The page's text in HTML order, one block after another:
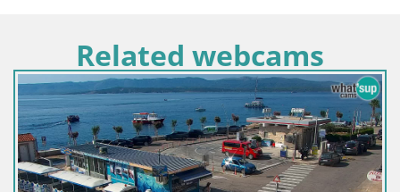
Related webcams